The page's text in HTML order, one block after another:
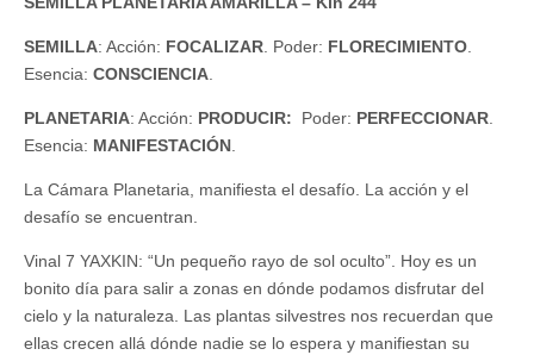
SEMILLA: Acción: FOCALIZAR. Poder: FLORECIMIENTO.
Esencia: CONSCIENCIA.
PLANETARIA: Acción: PRODUCIR: Poder: PERFECCIONAR.
Esencia: MANIFESTACIÓN.
La Cámara Planetaria, manifiesta el desafío. La acción y el
desafío se encuentran.
Vinal 7 YAXKIN: “Un pequeño rayo de sol oculto”. Hoy es un
bonito día para salir a zonas en dónde podamos disfrutar del
cielo y la naturaleza. Las plantas silvestres nos recuerdan que
ellas crecen allá dónde nadie se lo espera y manifiestan su